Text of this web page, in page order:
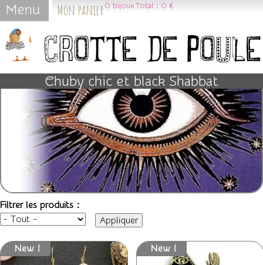
Jump to navigation
Mon panier0 bijouxTotal : 0 €
Chuby chic et black Shabbat
Filtrer les produits :
New ! New !
Menu